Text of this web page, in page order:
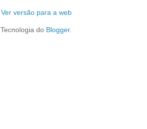
Ver versão para a web
Tecnologia do Blogger.